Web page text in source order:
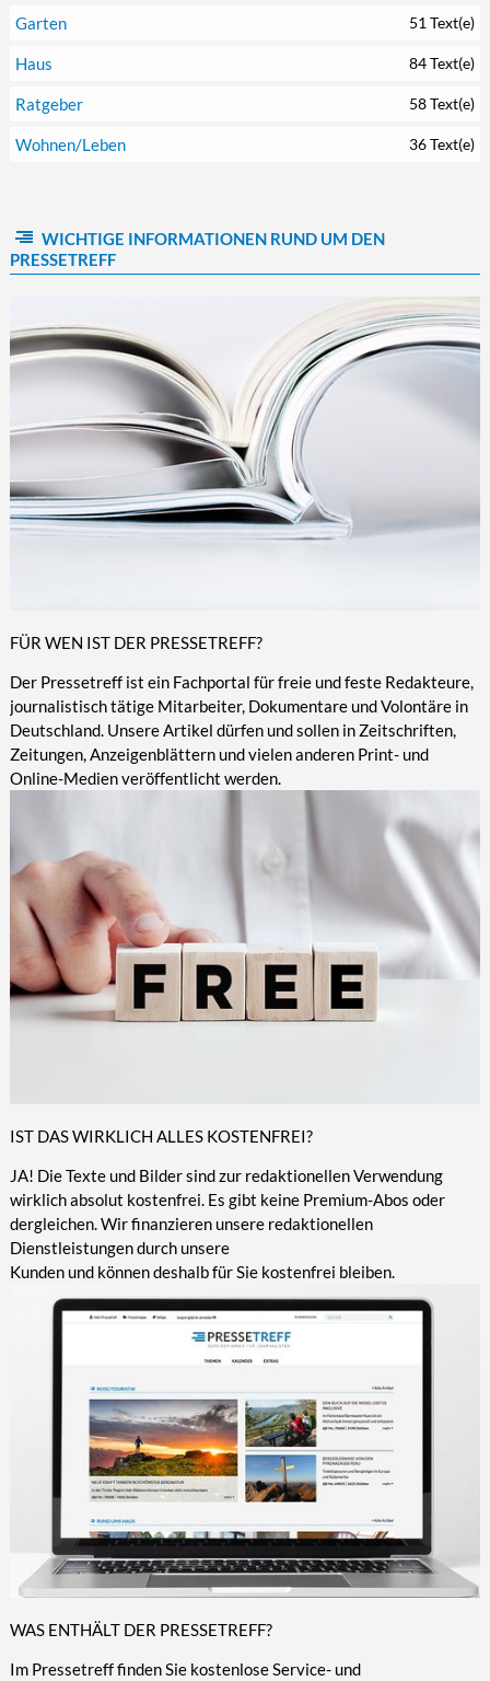
Garten 51 Text(e)
Haus 84 Text(e)
Ratgeber 58 Text(e)
Wohnen/Leben 36 Text(e)
WICHTIGE INFORMATIONEN RUND UM DEN
PRESSETREFF
FÜR WEN IST DER PRESSETREFF?
Der Pressetreff ist ein Fachportal für freie und feste Redakteure,
journalistisch tätige Mitarbeiter, Dokumentare und Volontäre in
Deutschland. Unsere Artikel dürfen und sollen in Zeitschriften,
Zeitungen, Anzeigenblättern und vielen anderen Print- und
Online-Medien veröffentlicht werden.
IST DAS WIRKLICH ALLES KOSTENFREI?
JA! Die Texte und Bilder sind zur redaktionellen Verwendung
wirklich absolut kostenfrei. Es gibt keine Premium-Abos oder
dergleichen. Wir finanzieren unsere redaktionellen
Dienstleistungen durch unsere
Kunden und können deshalb für Sie kostenfrei bleiben.
WAS ENTHÄLT DER PRESSETREFF?
Im Pressetreff finden Sie kostenlose Service- und